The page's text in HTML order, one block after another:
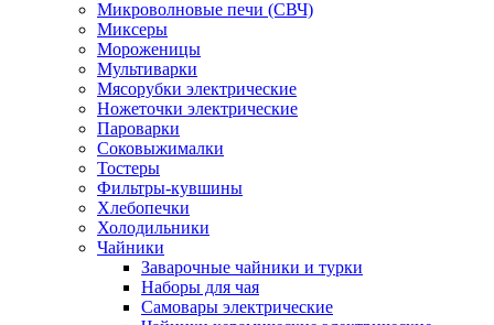
Микроволновые печи (СВЧ)
Миксеры
Мороженицы
Мультиварки
Мясорубки электрические
Ножеточки электрические
Пароварки
Соковыжималки
Тостеры
Фильтры-кувшины
Хлебопечки
Холодильники
Чайники
Заварочные чайники и турки
Наборы для чая
Самовары электрические